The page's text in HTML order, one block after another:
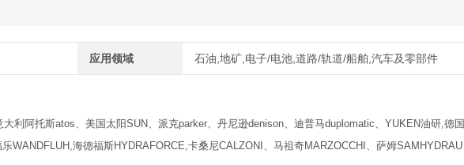
应用领域 石油,地矿,电子/电池,道路/轨道/船舶,汽车及零部件
利阿托斯atos、美国太阳SUN、派克parker、丹尼逊denison、迪普马duplomatic、YUKEN油研,德国
WANDFLUH,海德福斯HYDRAFORCE,卡桑尼CALZONI、马祖奇MARZOCCHI、萨姆SAMHYDRAU